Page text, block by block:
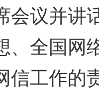
会议并讲
、全国网
信工作的